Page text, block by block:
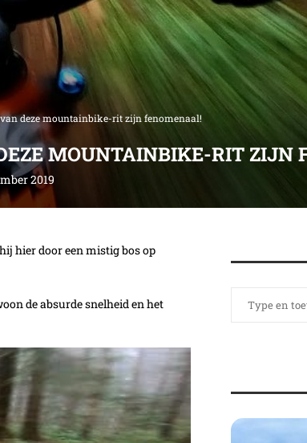
van deze mountainbike-rit zijn fenomenaal!
MOUNTAINBIKE-RIT ZIJN
2019
hier door een mistig bos op
de absurde snelheid en het